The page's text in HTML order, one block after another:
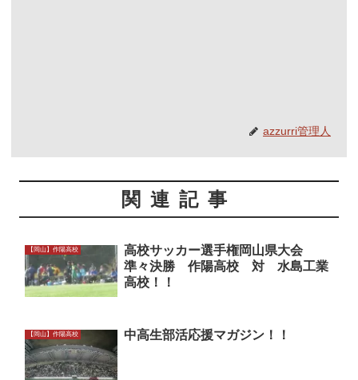
azzurri管理人
関連記事
【岡山】作陽高校
高校サッカー選手権岡山県大会
準々決勝 作陽高校 対 水島工業
高校！！
【岡山】作陽高校 中高生部活応援マガジン！！